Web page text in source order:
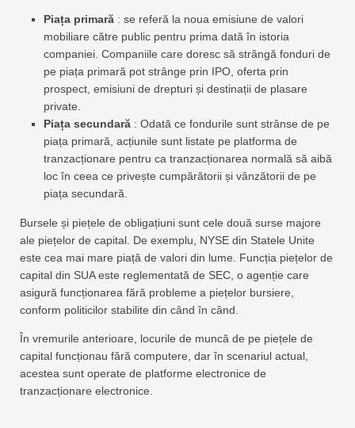
Piața primară : se referă la noua emisiune de valori
mobiliare către public pentru prima dată în istoria
companiei. Companiile care doresc să strângă fonduri de
pe piața primară pot strânge prin IPO, oferta prin
prospect, emisiuni de drepturi și destinații de plasare
private.
Piața secundară : Odată ce fondurile sunt strânse de pe
piața primară, acțiunile sunt listate pe platforma de
tranzacționare pentru ca tranzacționarea normală să aibă
loc în ceea ce privește cumpărătorii și vânzătorii de pe
piața secundară.
Bursele și piețele de obligațiuni sunt cele două surse majore
ale piețelor de capital. De exemplu, NYSE din Statele Unite
este cea mai mare piață de valori din lume. Funcția piețelor de
capital din SUA este reglementată de SEC, o agenție care
asigură funcționarea fără probleme a piețelor bursiere,
conform politicilor stabilite din când în când.
În vremurile anterioare, locurile de muncă de pe piețele de
capital funcționau fără computere, dar în scenariul actual,
acestea sunt operate de platforme electronice de
tranzacționare electronice.